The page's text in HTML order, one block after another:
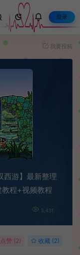
登录
我要投稿
西游】最新整理
程+视频教程
3,431
点赞 (2) 收藏 (2)